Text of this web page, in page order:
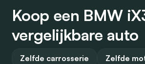
Koop een BMW
vergelijkbare auto
Zelfde carrosserie Zelfde